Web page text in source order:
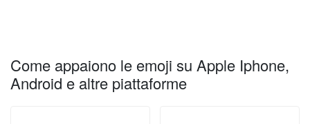
Come appaiono le emoji su Apple Iphone,
Android e altre piattaforme